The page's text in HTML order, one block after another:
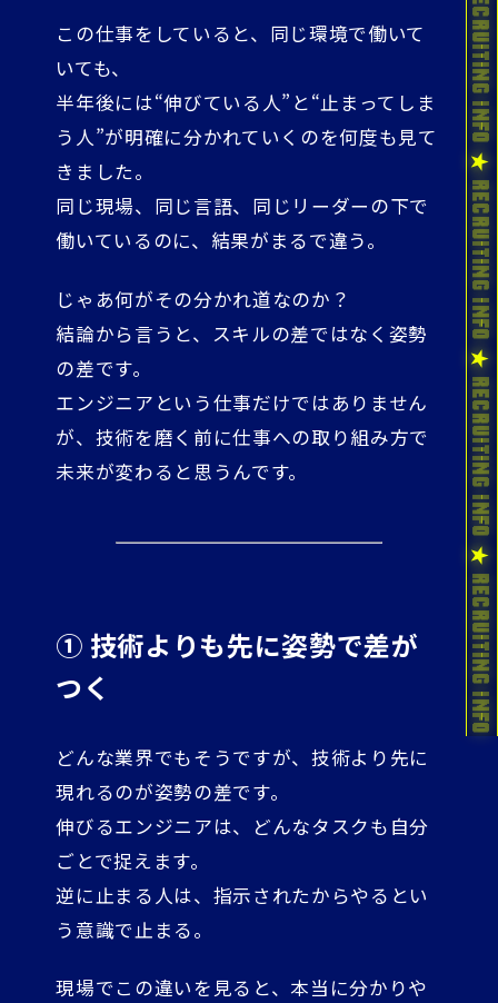
この仕事をしていると、同じ環境で働いて
いても、
半年後には“伸びている人”と“止まってしま
う人”が明確に分かれていくのを何度も見て
きました。
同じ現場、同じ言語、同じリーダーの下で
働いているのに、結果がまるで違う。
じゃあ何がその分かれ道なのか？
結論から言うと、スキルの差ではなく姿勢
の差です。
エンジニアという仕事だけではありません
が、技術を磨く前に仕事への取り組み方で
未来が変わると思うんです。
① 技術よりも先に姿勢で差が
つく
どんな業界でもそうですが、技術より先に
現れるのが姿勢の差です。
伸びるエンジニアは、どんなタスクも自分
ごとで捉えます。
逆に止まる人は、指示されたからやるとい
う意識で止まる。
現場でこの違いを見ると、本当に分かりや